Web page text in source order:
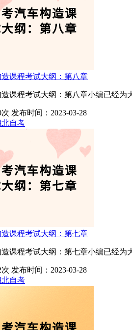
课程考试大纲：第八章
课程考试大纲：第八章小编已经为
发布时间：2023-03-28
北自考
课程考试大纲：第七章
课程考试大纲：第七章小编已经为
发布时间：2023-03-28
北自考